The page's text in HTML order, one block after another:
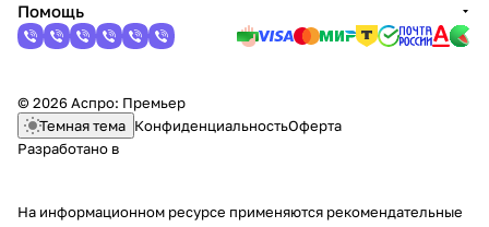
Помощь
© 2026 Аспро: Премьер
Темная тема КонфиденциальностьОферта
Разработано в
На информационном ресурсе применяются рекомендательные